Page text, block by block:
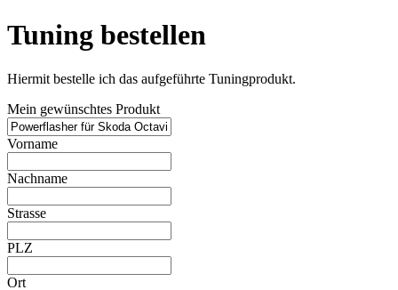
Tuning bestellen
Hiermit bestelle ich das aufgeführte Tuningprodukt.
Mein gewünschtes Produkt
Vorname
Nachname
Strasse
PLZ
Ort